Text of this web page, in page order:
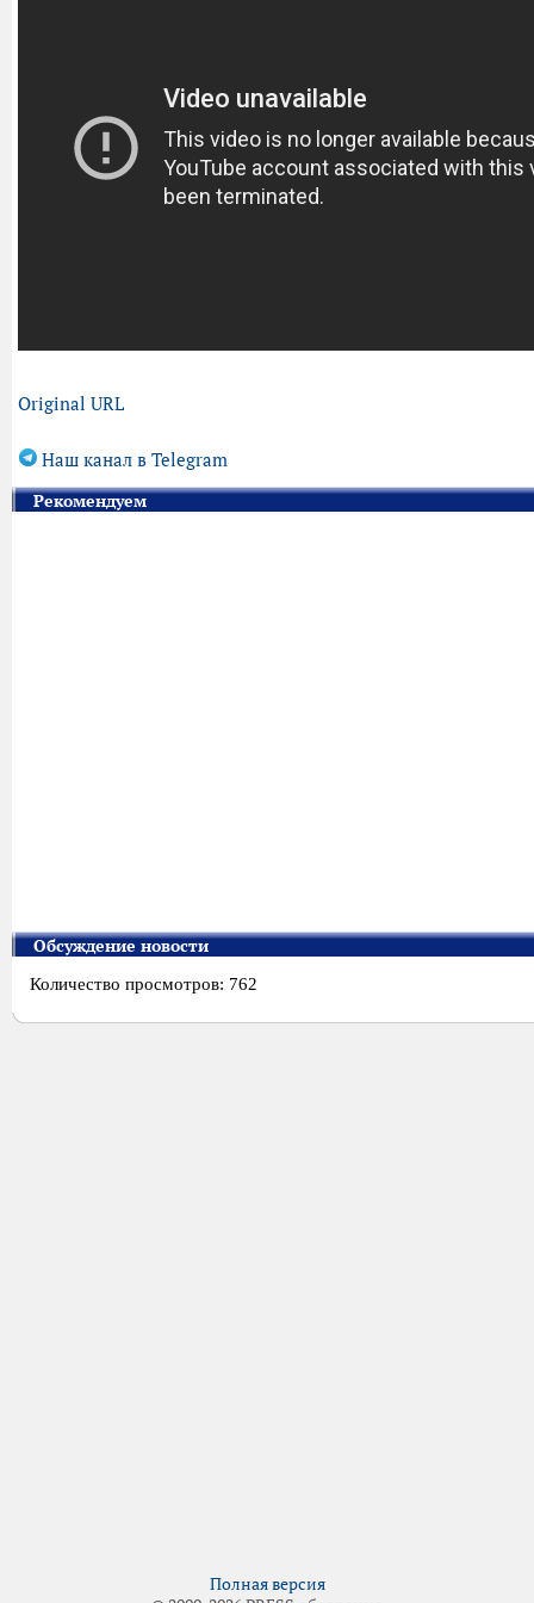
Original URL
Наш канал в Telegram
Рекомендуем
Обсуждение новости
Количество просмотров: 762
Полная версия